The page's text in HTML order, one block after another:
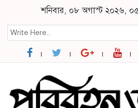
শনিবার, ০৮ অগাস্ট ২০২৬,